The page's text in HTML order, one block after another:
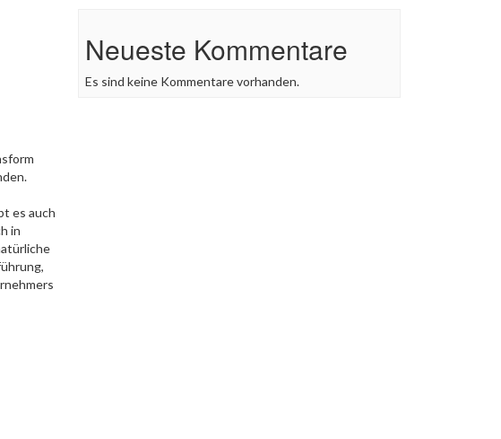
es auch
in
Neueste Kommentare
Es sind keine Kommentare vorhanden.